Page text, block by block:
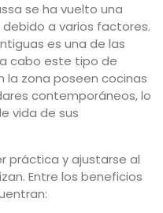
se ha vuelto una
a varios factores.
es una de las
cabo este tipo de
la zona poseen cocinas
contemporáneos, lo
vida de sus
práctica y ajustarse al
Entre los beneficios